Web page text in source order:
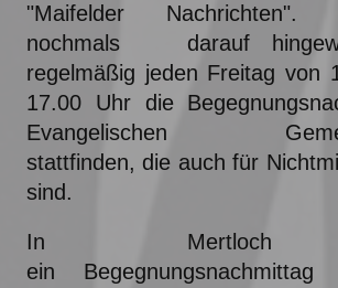
"Maifelder
nochmals darauf
regelmäßig jeden Freitag von
17.00 Uhr die
Evangelischen
stattfinden, die auch für
sind.
In Mertloch
ein